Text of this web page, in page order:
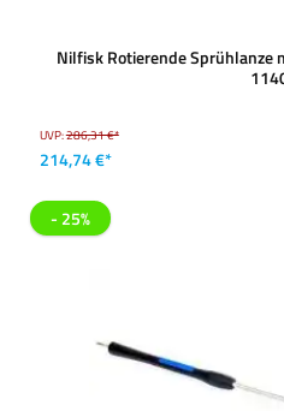
Nilfisk Rotierende Sprühlanze
UVP:286,31 €*
214,74 €*
- 25%